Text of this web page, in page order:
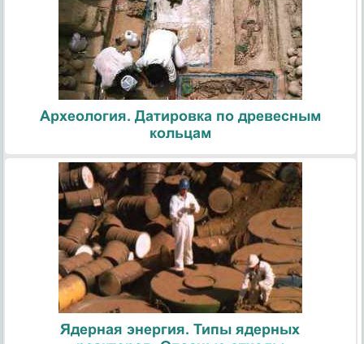
Археология. Датировка по древесным
кольцам
Ядерная энергия. Типы ядерных